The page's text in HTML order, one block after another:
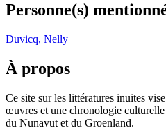
Personne(s)
Duvicq, Nelly
À propos
Ce site sur les littératures inuites
œuvres et une chronologie
du Nunavut et du Groenland.